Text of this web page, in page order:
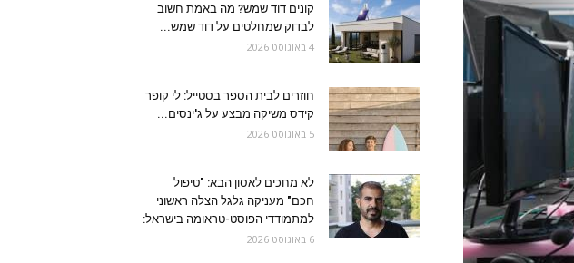
קונים דוד שמש? מה באמת חשוב
לבדוק שמחלטים על דוד שמש...
4 באוגוסט 2026
חוזרים לבית הספר בסטייל: לי קופר
קידס משיקה מבצע על ג'ינסים...
5 באוגוסט 2026
לא מחכים לאסון הבא: "טיפול
חכם" מעניקה גלגל הצלה ראשוני
למתמודדי הפוסט-טראומה בישראל:
6 באוגוסט 2026